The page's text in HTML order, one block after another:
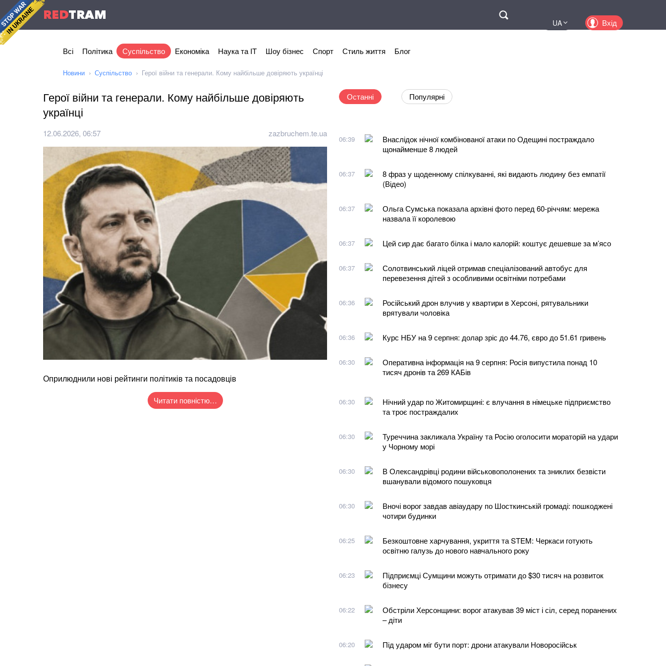
REDTRAM
UA
Вхід
Всі Політика Суспільство Економіка Наука та IT Шоу бізнес Спорт Стиль життя Блог
Новини Суспільство Герої війни та генерали. Кому найбільше довіряють українці
Герої війни та генерали. Кому найбільше довіряють
українці
12.06.2026, 06:57 zazbruchem.te.ua
Оприлюднили нові рейтинги політиків та посадовців
Читати повністю…
Останні Популярні
06:39
Внаслідок нічної комбінованої атаки по Одещині постраждало
щонайменше 8 людей
06:37
8 фраз у щоденному спілкуванні, які видають людину без емпатії
(Відео)
06:37
Ольга Сумська показала архівні фото перед 60-річчям: мережа
назвала її королевою
06:37 Цей сир дає багато білка і мало калорій: коштує дешевше за м’ясо
06:37
Солотвинський ліцей отримав спеціалізований автобус для
перевезення дітей з особливими освітніми потребами
06:36
Російський дрон влучив у квартири в Херсоні, рятувальники
врятували чоловіка
06:36 Курс НБУ на 9 серпня: долар зріс до 44.76, євро до 51.61 гривень
06:30
Оперативна інформація на 9 серпня: Росія випустила понад 10
тисяч дронів та 269 КАБів
06:30
Нічний удар по Житомирщині: є влучання в німецьке підприємство
та троє постраждалих
06:30
Туреччина закликала Україну та Росію оголосити мораторій на удари
у Чорному морі
06:30
В Олександрівці родини військовополонених та зниклих безвісти
вшанували відомого пошуковця
06:30
Вночі ворог завдав авіаудару по Шосткинській громаді: пошкоджені
чотири будинки
06:25
Безкоштовне харчування, укриття та STEM: Черкаси готують
освітню галузь до нового навчального року
06:23
Підприємці Сумщини можуть отримати до $30 тисяч на розвиток
бізнесу
06:22
Обстріли Херсонщини: ворог атакував 39 міст і сіл, серед поранених
– діти
06:20 Під ударом міг бути порт: дрони атакували Новоросійськ